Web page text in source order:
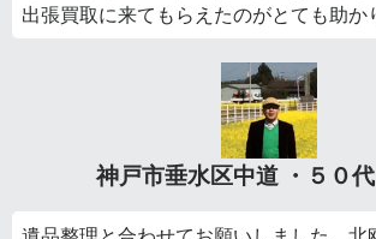
出張買取に来てもらえたのがとても助か
神戸市垂水区中道 ・５０